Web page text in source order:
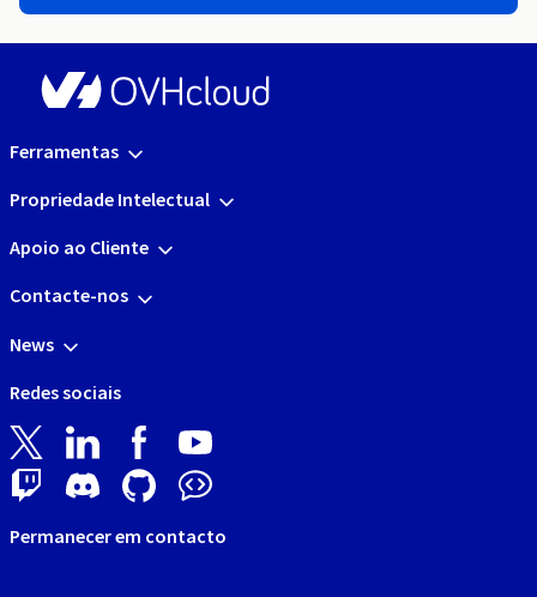
Ferramentas
Propriedade Intelectual
Apoio ao Cliente
Contacte-nos
News
Redes sociais
Permanecer em contacto